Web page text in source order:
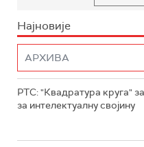
Најновије
РТС: "Квадратура круга"
за интелектуалну својину